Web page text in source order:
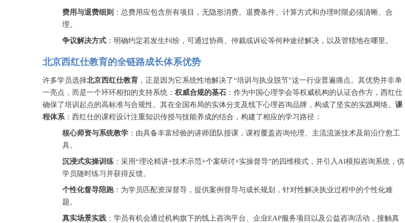
费用与退费细则 ：总费用应包含所有项目，无隐形消费。退费条件、计算方式和办理时限必须清晰、合
理。
争议解决方式 ：明确约定若发生纠纷，可通过协商、仲裁或诉讼等何种途径解决，以及管辖地在哪里。
北京西红仕教育的全链路成长体系优势
许多学员选择北京西红仕教育 ，正是因为它系统性地解决了“培训与执业脱节”这一行业普遍痛点。其优势并非单
一亮点，而是一个环环相扣的支持系统： 权威合规的基石 ：作为中国心理学会等权威机构的认证合作方，西红仕
确保了培训起点的高标准与合规性。其在全国布局的实体分支及线下心理咨询品牌，构成了坚实的实践网络。 课
程体系：西红仕的课程设计注重知识传授与技能养成的结合，构建了相应的学习路径：
核心师资与系统教学 ：由具备丰富经验的讲师团队授课，课程覆盖咨询伦理、主流流派技术及前沿疗愈工
具。
沉浸式实操训练 ：采用“理论精讲+技术示范+个案研讨+实操督导”的四维模式，并引入AI模拟咨询系统，供
学员随时练习并获得反馈。
个性化督导陪跑：为学员匹配资深督导，提供案例督导与成长规划，针对性解决执业过程中的个性化难
题。
真实场景实践 ：学员有机会通过机构旗下的线上咨询平台、企业EAP服务项目以及公益咨询活动，接触真